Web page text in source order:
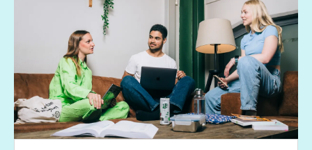
Platsgaranti
Studieavgift
7400 kr - OBS! Gäller bara studenter utanför EU/EES och
Schweiz.